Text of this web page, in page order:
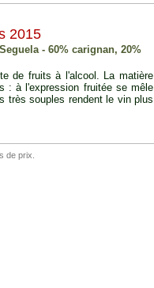
2015
- 60% carignan, 20%
de fruits à l'alcool. La matière
: à l'expression fruitée se mêle
très souples rendent le vin plus
de prix.